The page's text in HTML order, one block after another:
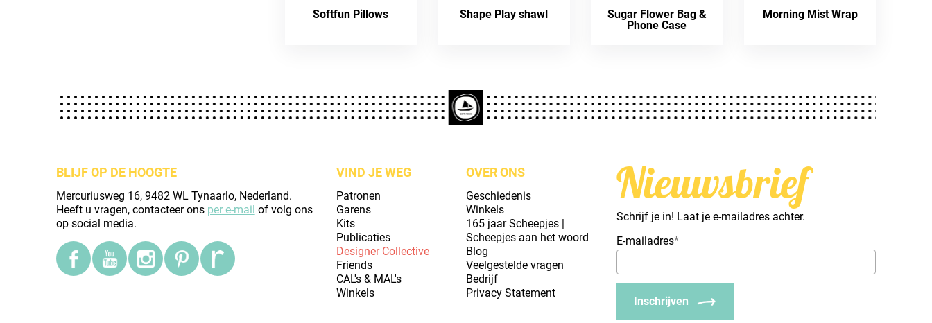
Softfun Pillows Shape Play shawl
Sugar Flower Bag &
Phone Case
Morning Mist Wrap
BLIJF OP DE HOOGTE
Mercuriusweg 16, 9482 WL Tynaarlo, Nederland.
Heeft u vragen, contacteer ons per e-mail of volg ons
op social media.
VIND JE WEG
Patronen
Garens
Kits
Publicaties
Designer Collective
Friends
CAL's & MAL's
Winkels
OVER ONS
Geschiedenis
Winkels
165 jaar Scheepjes |
Scheepjes aan het woord
Blog
Veelgestelde vragen
Bedrijf
Privacy Statement
Nieuwsbrief
Schrijf je in! Laat je e-mailadres achter.
E-mailadres*
Inschrijven